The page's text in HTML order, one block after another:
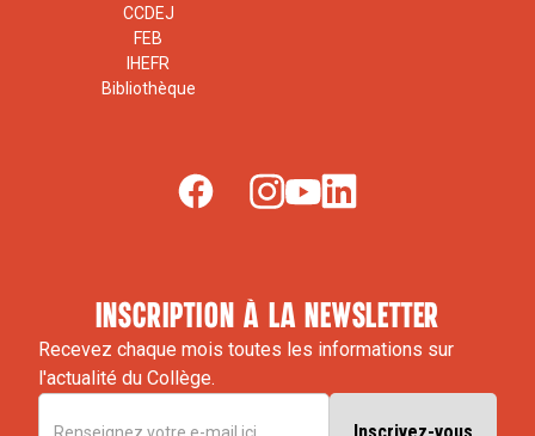
CCDEJ
FEB
IHEFR
Bibliothèque
inscription à la newsletter
Recevez chaque mois toutes les informations sur
l'actualité du Collège.